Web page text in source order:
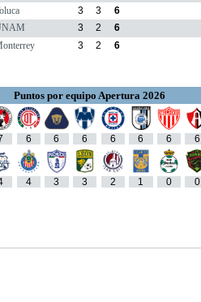
3 3
6
3 2
6
3 2 6
Puntos por equipo Apertura 2026
6 6 6 6 6 6 6
4 3 3 2 1 0 0